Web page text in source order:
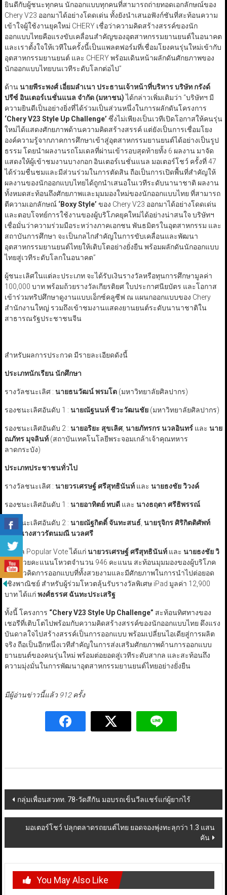
ยินดีกับผู้ชนะทุกคน นักออกแบบทุกคนที่สามารถถ่ายทอดเอกลักษณ์ของ
Chery V23 ออกมาได้อย่างโดดเด่น ทั้งยังนำเสนอฟังก์ชันที่สะท้อนความ
เข้าใจผู้ใช้งานยุคใหม่ CHERY เชื่อว่าความคิดสร้างสรรค์ของนัก
ออกแบบไทยคือแรงขับเคลื่อนสำคัญของอุตสาหกรรมยานยนต์ในอนาคต
และเราตั้งใจให้เวทีในครั้งนี้เป็นแพลตฟอร์มที่เชื่อมโยงคนรุ่นใหม่เข้ากับ
อุตสาหกรรมยานยนต์ และ CHERY พร้อมเดินหน้าผลักดันศักยภาพของ
นักออกแบบไทยบนเวทีระดับโลกต่อไป”
ด้านนายพีระพงศ์ เอี่ยมลำเนา ประธานเจ้าหน้าที่บริหาร บริษัท กรังด์
ปรีซ์ อินเตอร์เนชั่นแนล จำกัด (มหาชน)ได้กล่าวเพิ่มเติมว่า “บริษัทฯ มี
ความยินดีเป็นอย่างยิ่งที่ได้ร่วมเป็นส่วนหนึ่งในการผลักดันโครงการ
‘Chery V23 Style Up Challenge’ ซึ่งไม่เพียงเป็นเวทีเปิดโอกาสให้คนรุ่น
ใหม่ได้แสดงศักยภาพด้านความคิดสร้างสรรค์ แต่ยังเป็นการเชื่อมโยง
องค์ความรู้จากภาคการศึกษาเข้าสู่อุตสาหกรรมยานยนต์ได้อย่างเป็นรูป
ธรรม โดยนำผลงานรถโมเดลที่ผ่านเข้ารอบสุดท้ายทั้ง 6 ผลงาน มาจัด
แสดงให้ผู้เข้าชมงานบางกอก อินเตอร์เนชั่นแนล มอเตอร์โชว์ ครั้งที่ 47
ได้ร่วมชื่นชมและมีส่วนร่วมในการตัดสิน ถือเป็นการเปิดพื้นที่สำคัญให้
ผลงานของนักออกแบบไทยได้ถูกนำเสนอในเวทีระดับนานาชาติ ผลงาน
ทั้งหมดสะท้อนถึงศักยภาพและมุมมองใหม่ของนักออกแบบไทย ที่สามารถ
ตีความเอกลักษณ์ ‘Boxy Style’ ของ Chery V23 ออกมาได้อย่างโดดเด่น
และตอบโจทย์การใช้งานของผู้บริโภคยุคใหม่ได้อย่างน่าสนใจ บริษัทฯ
เชื่อมั่นว่าความร่วมมือระหว่างภาคเอกชน พันธมิตรในอุตสาหกรรม และ
สถาบันการศึกษา จะเป็นกลไกสำคัญในการขับเคลื่อนและพัฒนา
อุตสาหกรรมยานยนต์ไทยให้เติบโตอย่างยั่งยืน พร้อมผลักดันนักออกแบบ
ไทยสู่เวทีระดับโลกในอนาคต”
ผู้ชนะเลิศในแต่ละประเภท จะได้รับเงินรางวัลหรือทุนการศึกษามูลค่า
100,000 บาท พร้อมถ้วยรางวัลเกียรติยศ ใบประกาศนียบัตร และโอกาส
เข้าร่วมทริปศึกษาดูงานแบบเอ็กซ์คลูซีฟ ณ แผนกออกแบบของ Chery
สำนักงานใหญ่ รวมถึงเข้าชมงานแสดงยานยนต์ระดับนานาชาติใน
สาธารณรัฐประชาชนจีน
สำหรับผลการประกวด มีรายละเอียดดังนี้
ประเภทนักเรียน นักศึกษา
รางวัลชนะเลิศ : นายธนวัฒน์ พรมโต(มหาวิทยาลัยศิลปากร)
รองชนะเลิศอันดับ 1 : นายณัฐนนท์ ชีวะวัฒนชัย(มหาวิทยาลัยศิลปากร)
รองชนะเลิศอันดับ 2 : นายอริยะ สุขเลิศ, นายภัทรกร นวลอินทร์และ นาย
ณภัทร มุจลินท์(สถาบันเทคโนโลยีพระจอมเกล้าเจ้าคุณทหาร
ลาดกระบัง)
ประเภทประชาชนทั่วไป
รางวัลชนะเลิศ : นายวรเศรษฐ์ ศรีสุทธินันท์และ นายธงชัย วิวงค์
รองชนะเลิศอันดับ 1 : นายอาทิตย์ ทบดีและ นางธฤตา ศรีธิพรรณ์
รองชนะเลิศอันดับ 2 : นายณัฐกิตติ์ จันทะสนธ์, นายรุจิกร ศิริกิตติศัพท์
และนางสาวรัตนมณี นวลศรี
รางวัล Popular Vote ได้แก่นายวรเศรษฐ์ ศรีสุทธินันท์และ นายธงชัย วิ
วงค์ด้วยคะแนนโหวตจำนวน 946 คะแนน สะท้อนมุมมองของผู้บริโภค
ต่อแนวคิดการออกแบบที่ทั้งสวยงามและมีศักยภาพในการนำไปต่อยอด
เชิงพาณิชย์ สำหรับผู้ร่วมโหวตลุ้นรับรางวัลพิเศษ iPad มูลค่า 12,900
บาท ได้แก่พงศ์ธรรศ ฉันทะประเสริฐ
ทั้งนี้ โครงการ “Chery V23 Style Up Challenge” สะท้อนทิศทางของ
เชอรีที่เติบโตไปพร้อมกับความคิดสร้างสรรค์ของนักออกแบบไทย ดึงแรง
บันดาลใจไปสร้างสรรค์เป็นการออกแบบ พร้อมเปลี่ยนไอเดียสู่การผลิต
จริง ถือเป็นอีกหนึ่งเวทีสำคัญในการส่งเสริมศักยภาพด้านการออกแบบ
ยานยนต์ของคนรุ่นใหม่ พร้อมต่อยอดสู่เวทีระดับสากล และสะท้อนถึง
ความมุ่งมั่นในการพัฒนาอุตสาหกรรมยานยนต์ไทยอย่างยั่งยืน
มีผู้อ่านข่าวนี้แล้ว 912 ครั้ง
Post
navigation
กลุ่มเพื่อนสวทท. 78-วัดสีกัน มอบรถเข็นวีลแชร์แก่ผู้ยากไร้
มอเตอร์โชว์ ปลุกตลาดรถยนต์ไทย ยอดจองพุ่งทะลุกว่า 1.3 แสน
คัน
You May Also Like